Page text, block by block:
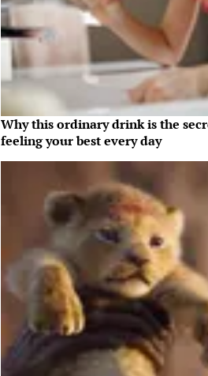
Why this ordinary drink is the
feeling your best every day